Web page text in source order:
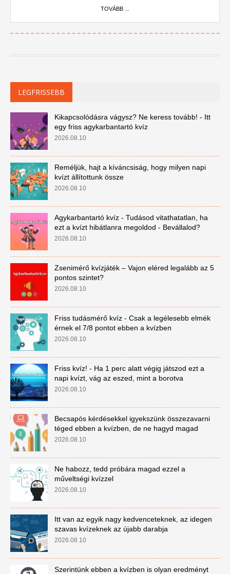
TOVÁBB ...
LEGFRISSEBB
Kikapcsolódásra vágysz? Ne keress tovább! - Itt
egy friss agykarbantartó kvíz
2026.08.10
Reméljük, hajt a kíváncsiság, hogy milyen napi
kvízt állítottunk össze
2026.08.10
Agykarbantartó kvíz - Tudásod vitathatatlan, ha
ezt a kvízt hibátlanra megoldod - Bevállalod?
2026.08.10
Zsenimérő kvízjáték – Vajon eléred legalább az 5
pontos szintet?
2026.08.10
Friss tudásmérő kvíz - Csak a legélesebb elmék
érnek el 7/8 pontot ebben a kvízben
2026.08.10
Friss kvíz! - Ha 1 perc alatt végig játszod ezt a
napi kvízt, vág az eszed, mint a borotva
2026.08.10
Becsapós kérdésekkel igyekszünk összezavarni
téged ebben a kvízben, de ne hagyd magad
2026.08.10
Ne habozz, tedd próbára magad ezzel a
műveltségi kvízzel
2026.08.10
Itt van az egyik nagy kedvenceteknek, az idegen
szavas kvízeknek az újabb darabja
2026.08.10
Szerintünk ebben a kvízben is olyan eredményt